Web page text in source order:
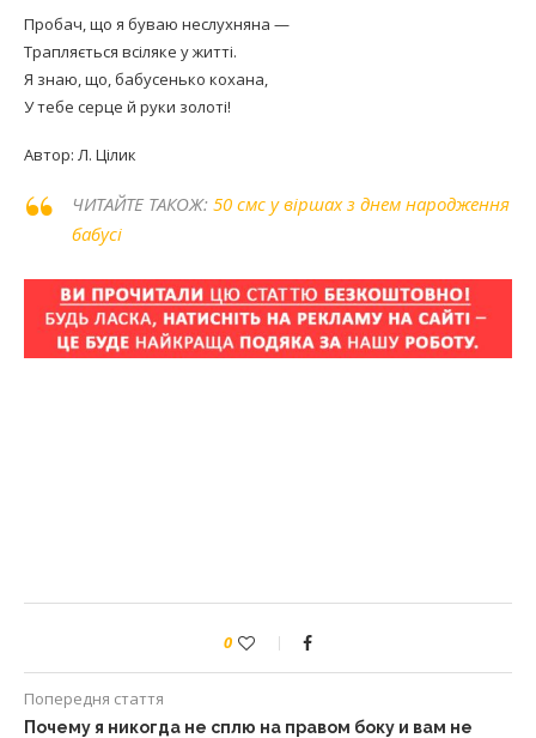
Пробач, що я буваю неслухняна —
Трапляється всіляке у житті.
Я знаю, що, бабусенько кохана,
У тебе серце й руки золоті!
Автор: Л. Цілик
ЧИТАЙТЕ ТАКОЖ: 50 смс у віршах з днем народження
бабусі
0
Попередня стаття
Почему я никогда не сплю на правом боку и вам не